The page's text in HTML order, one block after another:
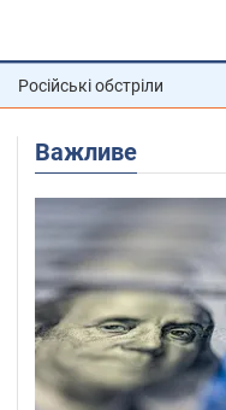
Російські обстріли
Важливе